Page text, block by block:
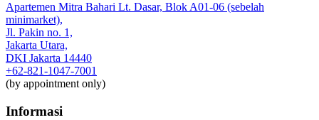
Apartemen Mitra Bahari Lt. Dasar, Blok A01-06 (sebelah
minimarket),
Jl. Pakin no. 1,
Jakarta Utara,
DKI Jakarta 14440
+62-821-1047-7001
(by appointment only)
Informasi